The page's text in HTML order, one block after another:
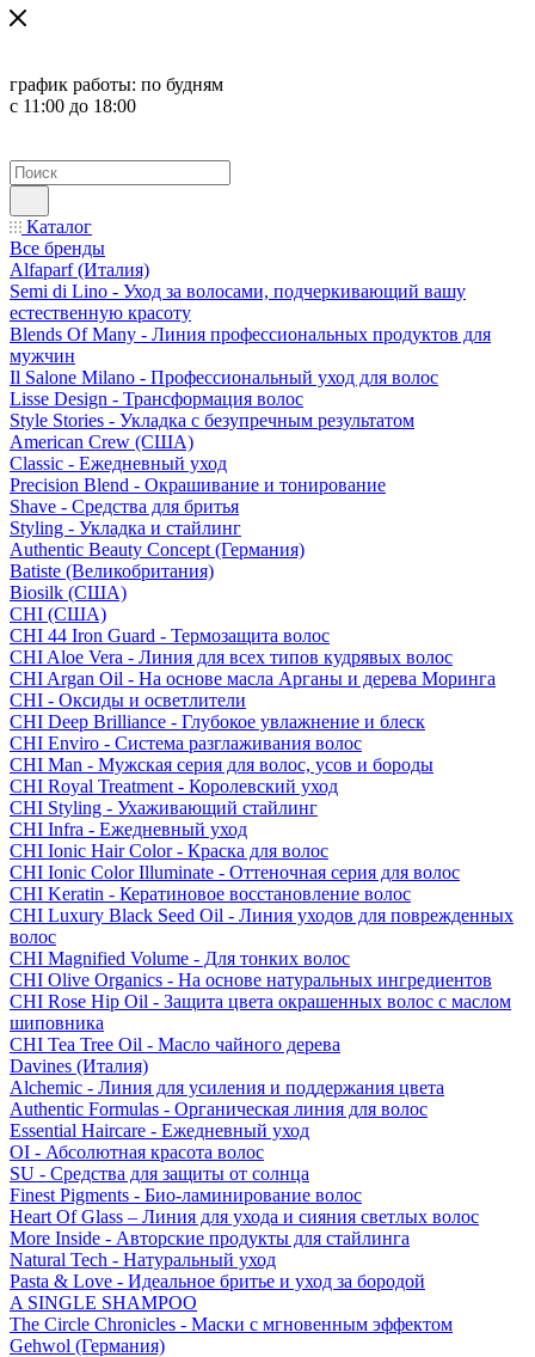
график работы: по будням
с 11:00 до 18:00
Каталог
Все бренды
Alfaparf (Италия)
Semi di Lino - Уход за волосами, подчеркивающий вашу
естественную красоту
Blends Of Many - Линия профессиональных продуктов для
мужчин
Il Salone Milano - Профессиональный уход для волос
Lisse Design - Трансформация волос
Style Stories - Укладка с безупречным результатом
American Crew (США)
Classic - Ежедневный уход
Precision Blend - Окрашивание и тонирование
Shave - Средства для бритья
Styling - Укладка и стайлинг
Authentic Beauty Concept (Германия)
Batiste (Великобритания)
Biosilk (США)
CHI (США)
CHI 44 Iron Guard - Термозащита волос
CHI Aloe Vera - Линия для всех типов кудрявых волос
CHI Argan Oil - На основе масла Арганы и дерева Моринга
CHI - Оксиды и осветлители
CHI Deep Brilliance - Глубокое увлажнение и блеск
CHI Enviro - Система разглаживания волос
CHI Man - Мужская серия для волос, усов и бороды
CHI Royal Treatment - Королевский уход
CHI Styling - Ухаживающий стайлинг
CHI Infra - Ежедневный уход
CHI Ionic Hair Color - Краска для волос
CHI Ionic Color Illuminate - Оттеночная серия для волос
CHI Keratin - Кератиновое восстановление волос
CHI Luxury Black Seed Oil - Линия уходов для поврежденных
волос
CHI Magnified Volume - Для тонких волос
CHI Olive Organics - На основе натуральных ингредиентов
CHI Rose Hip Oil - Защита цвета окрашенных волос с маслом
шиповника
CHI Tea Tree Oil - Масло чайного дерева
Davines (Италия)
Alchemic - Линия для усиления и поддержания цвета
Authentic Formulas - Органическая линия для волос
Essential Haircare - Eжедневный уход
OI - Абсолютная красота волос
SU - Средства для защиты от солнца
Finest Pigments - Био-ламинирование волос
Heart Of Glass – Линия для ухода и сияния светлых волос
More Inside - Авторские продукты для стайлинга
Natural Tech - Натуральный уход
Pasta & Love - Идеальное бритье и уход за бородой
A SINGLE SHAMPOO
The Circle Chronicles - Маски с мгновенным эффектом
Gehwol (Германия)